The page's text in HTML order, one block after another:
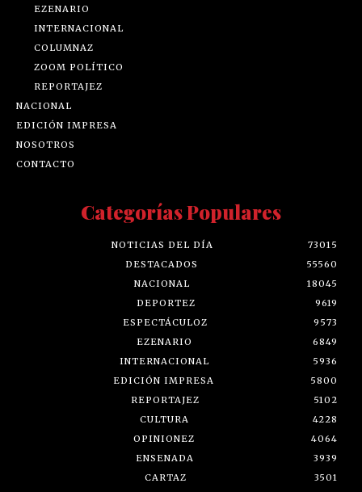
EZENARIO
INTERNACIONAL
COLUMNAZ
ZOOM POLÍTICO
REPORTAJEZ
NACIONAL
EDICIÓN IMPRESA
NOSOTROS
CONTACTO
Categorías Populares
NOTICIAS DEL DÍA
73015
DESTACADOS
55560
NACIONAL
18045
DEPORTEZ
9619
ESPECTÁCULOZ
9573
EZENARIO
6849
INTERNACIONAL
5936
EDICIÓN IMPRESA
5800
REPORTAJEZ
5102
CULTURA
4228
OPINIONEZ
4064
ENSENADA
3939
CARTAZ
3501